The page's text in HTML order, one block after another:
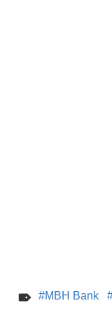
MBH Bank